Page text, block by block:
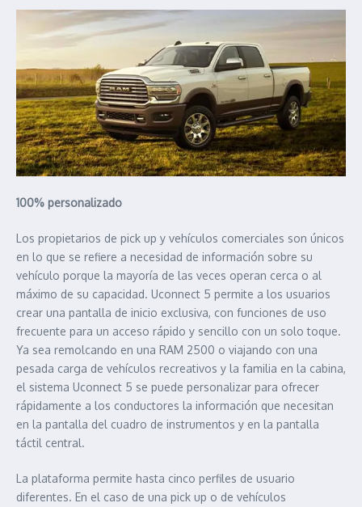
100% personalizado
Los propietarios de pick up y vehículos comerciales son únicos
en lo que se refiere a necesidad de información sobre su
vehículo porque la mayoría de las veces operan cerca o al
máximo de su capacidad. Uconnect 5 permite a los usuarios
crear una pantalla de inicio exclusiva, con funciones de uso
frecuente para un acceso rápido y sencillo con un solo toque.
Ya sea remolcando en una RAM 2500 o viajando con una
pesada carga de vehículos recreativos y la familia en la cabina,
el sistema Uconnect 5 se puede personalizar para ofrecer
rápidamente a los conductores la información que necesitan
en la pantalla del cuadro de instrumentos y en la pantalla
táctil central.
La plataforma permite hasta cinco perfiles de usuario
diferentes. En el caso de una pick up o de vehículos